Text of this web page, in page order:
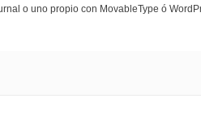
o uno propio con MovableType ó